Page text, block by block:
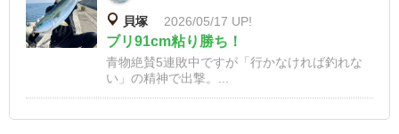
貝塚 2026/05/17 UP!
ブリ91cm粘り勝ち！
青物絶賛5連敗中ですが「行かなければ釣れな
い」の精神で出撃。...